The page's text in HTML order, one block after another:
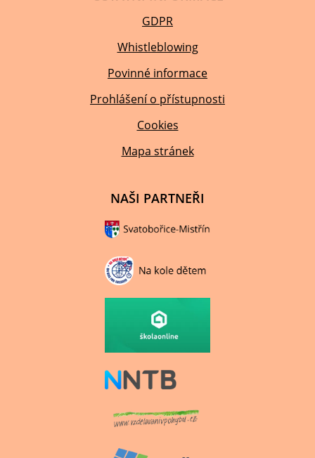
GDPR
Whistleblowing
Povinné informace
Prohlášení o přístupnosti
Cookies
Mapa stránek
NAŠI PARTNEŘI